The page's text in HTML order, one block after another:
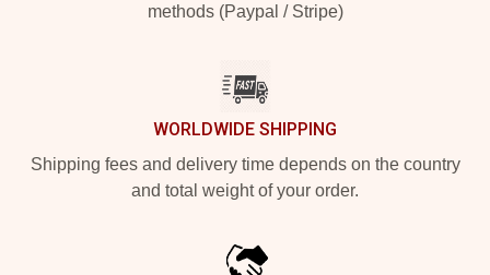
methods (Paypal / Stripe)
WORLDWIDE SHIPPING
Shipping fees and delivery time depends on the country
and total weight of your order.